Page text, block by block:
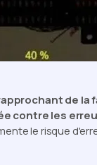
de la
contre les
le risque